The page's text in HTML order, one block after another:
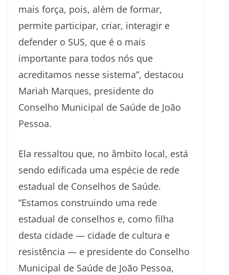
mais força, pois, além de formar,
permite participar, criar, interagir e
defender o SUS, que é o mais
importante para todos nós que
acreditamos nesse sistema”, destacou
Mariah Marques, presidente do
Conselho Municipal de Saúde de João
Pessoa.
Ela ressaltou que, no âmbito local, está
sendo edificada uma espécie de rede
estadual de Conselhos de Saúde.
“Estamos construindo uma rede
estadual de conselhos e, como filha
desta cidade — cidade de cultura e
resistência — e presidente do Conselho
Municipal de Saúde de João Pessoa,